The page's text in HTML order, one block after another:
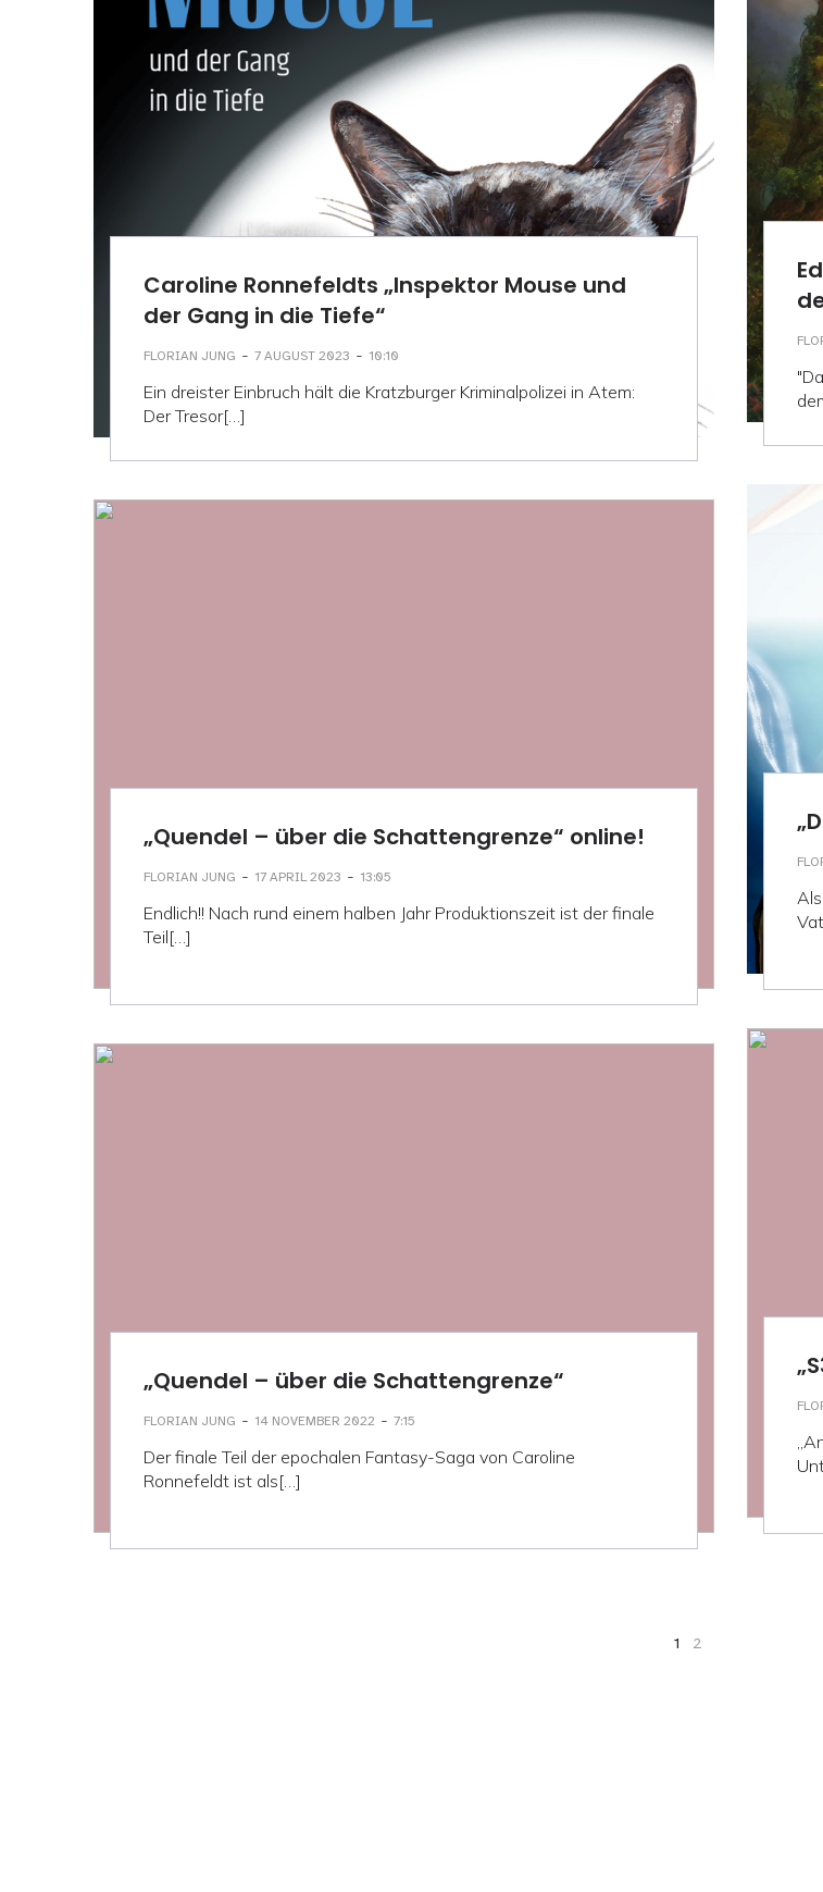
Caroline Ronnefeldts „Inspektor Mouse und
der Gang in die Tiefe“
FLORIAN JUNG - 7 AUGUST 2023 - 10:10
Ein dreister Einbruch hält die Kratzburger Kriminalpolizei in Atem:
Der Tresor[…]
„Quendel – über die Schattengrenze“ online!
FLORIAN JUNG - 17 APRIL 2023 - 13:05
Endlich!! Nach rund einem halben Jahr Produktionszeit ist der finale
Teil[…]
„Quendel – über die Schattengrenze“
FLORIAN JUNG - 14 NOVEMBER 2022 - 7:15
Der finale Teil der epochalen Fantasy-Saga von Caroline
Ronnefeldt ist als[…]
1 2